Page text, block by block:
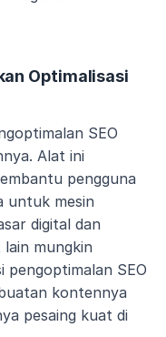
Optimalisasi
SEO
Alat ini
pengguna
untuk mesin
digital dan
mungkin
pengoptimalan SEO
kontennya
pesaing kuat di